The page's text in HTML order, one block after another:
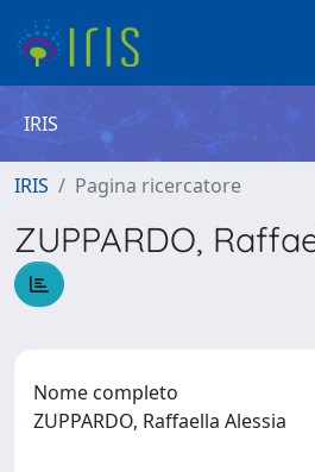
IRIS
IRIS Pagina ricercatore
ZUPPARDO,
Nome completo
ZUPPARDO, Raffaella Alessia